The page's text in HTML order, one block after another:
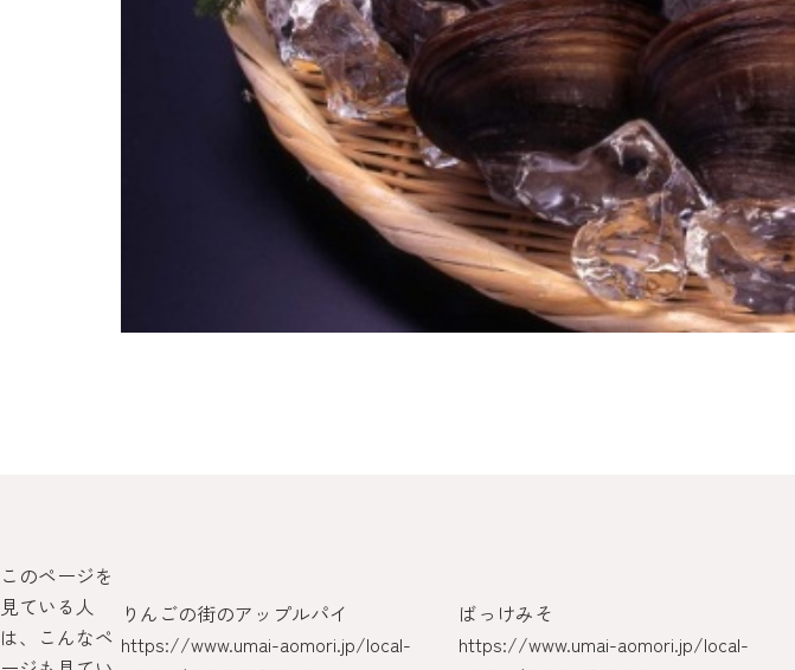
このページを
見ている人
は、こんなペ
local-
りんごの街のアップルパイ
https://www.umai-aomori.jp/local-
ばっけみそ
https://www.umai-aomori.jp/local-